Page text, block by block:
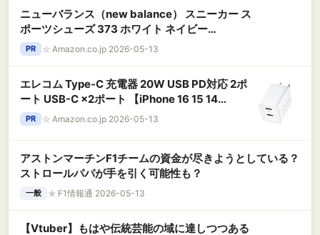
ニューバランス（new balance） スニーカー ス
ポーツシューズ 373 ホワイト ネイビー
M3735I3D スポーツ カジュアルシューズ（ホワ
イト×ネイビー/２６．５/Men's）
PR ☆ Amazon.co.jp 2026-05-13
エレコム Type-C 充電器 20W USB PD対応 2ポ
ート USB-C ×2ポート 【iPhone 16 15 14
Android 等対応】 ホワイト EC-AC3520WH
PR ☆ Amazon.co.jp 2026-05-13
アストンマーチンF1チームの資金が尽きようとしている？
ストロールパパが手を引く可能性も？
一般 ★ F1情報通 2026-05-13
【Vtuber】もはや伝統芸能の域に達しつつある